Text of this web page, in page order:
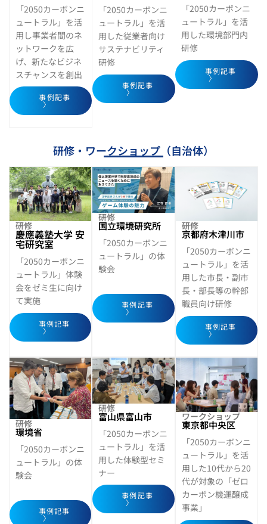
「2050カーボンニ
ュートラル」を活
用し事業者間のネ
ットワークを広
げ、新たなビジネ
スチャンスを創出
事例記事
〉
「2050カーボンニ
ュートラル」を活
用した従業者向け
サステナビリティ
研修
事例記事
〉
「2050カーボンニ
ュートラル」を活
用した環境部門内
研修
事例記事
〉
研修・ワークショップ（自治体）
研修
慶應義塾大学 安
宅研究室
「2050カーボンニ
ュートラル」体験
会をゼミ生に向け
て実施
事例記事
〉
研修
国立環境研究所
「2050カーボンニ
ュートラル」の体
験会
事例記事
〉
研修
京都府木津川市
「2050カーボンニ
ュートラル」を活
用した市長・副市
長・部長等の幹部
職員向け研修
事例記事
〉
研修
環境省
「2050カーボンニ
ュートラル」の体
験会
事例記事
〉
研修
富山県富山市
「2050カーボンニ
ュートラル」を活
用した体験型セミ
ナー
事例記事
〉
ワークショップ
東京都中央区
「2050カーボンニ
ュートラル」を活
用した10代から20
代が対象の「ゼロ
カーボン機運醸成
事業」